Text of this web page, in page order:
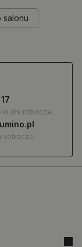
salonu
w dni robocze.
robocze.